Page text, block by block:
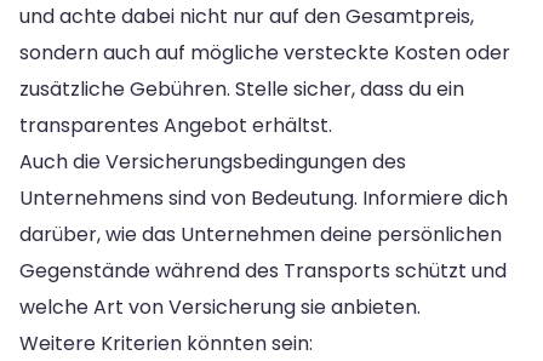
und achte dabei nicht nur auf den Gesamtpreis,
sondern auch auf mögliche versteckte Kosten oder
zusätzliche Gebühren. Stelle sicher, dass du ein
transparentes Angebot erhältst.
Auch die Versicherungsbedingungen des
Unternehmens sind von Bedeutung. Informiere dich
darüber, wie das Unternehmen deine persönlichen
Gegenstände während des Transports schützt und
welche Art von Versicherung sie anbieten.
Weitere Kriterien könnten sein: